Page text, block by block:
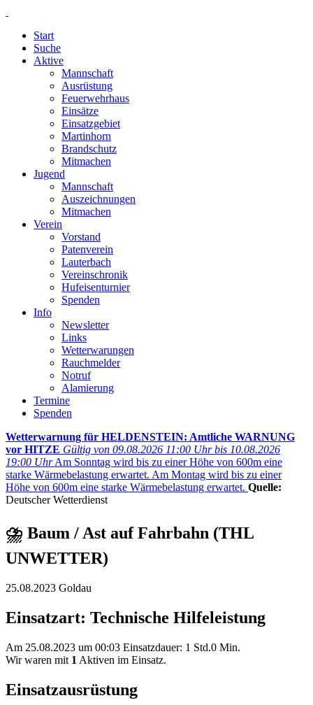
Start
Suche
Aktive
Mannschaft
Ausrüstung
Feuerwehrhaus
Einsätze
Einsatzgebiet
Martinhorn
Brandschutz
Mitmachen
Jugend
Mannschaft
Auszeichnungen
Mitmachen
Verein
Vorstand
Patenverein
Lauterbach
Vereinschronik
Hufeisenturnier
Spenden
Info
Newsletter
Links
Wetterwarungen
Rauchmelder
Notruf
Alamierung
Termine
Spenden
Wetterwarnung für HELDENSTEIN: Amtliche WARNUNG
vor HITZE Gültig von 09.08.2026 11:00 Uhr bis 10.08.2026
19:00 UhrAm Sonntag wird bis zu einer Höhe von 600m eine
starke Wärmebelastung erwartet. Am Montag wird bis zu einer
Höhe von 600m eine starke Wärmebelastung erwartet. Quelle:
Deutscher Wetterdienst
⛈️ Baum / Ast auf Fahrbahn (THL
UNWETTER)
25.08.2023 Goldau
Einsatzart: Technische Hilfeleistung
Am 25.08.2023 um 00:03 Einsatzdauer: 1 Std.0 Min.
Wir waren mit 1 Aktiven im Einsatz.
Einsatzausrüstung